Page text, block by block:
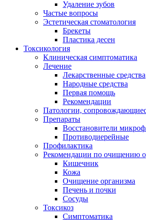
Удаление зубов
Частые вопросы
Эстетическая стоматология
Брекеты
Пластика десен
Токсикология
Клиническая симптоматика
Лечение
Лекарственные средства
Народные средства
Первая помощь
Рекомендации
Патологии,
Препараты
Восстановители
Противодиерейные
Профилактика
Рекомендации по очищению
Кишечник
Кожа
Очищение организма
Печень и почки
Сосуды
Токсикоз
Cимптоматика